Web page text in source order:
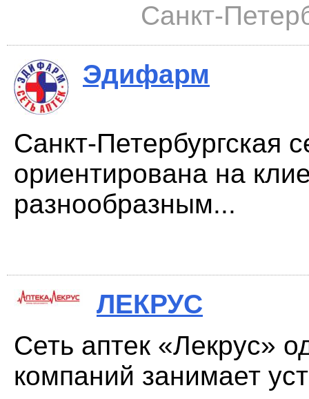
Санкт-
Эдифарм
Санкт-Петербургская
ориентирована на
разнообразным...
ЛЕКРУС
Сеть аптек «Лекрус»
компаний занимает